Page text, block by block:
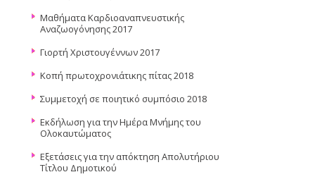
Μαθήματα Καρδιοαναπνευστικής
Αναζωογόνησης 2017
Γιορτή Χριστουγέννων 2017
Κοπή πρωτοχρονιάτικης πίτας 2018
Συμμετοχή σε ποιητικό συμπόσιο 2018
Εκδήλωση για την Ημέρα Μνήμης του
Ολοκαυτώματος
Εξετάσεις για την απόκτηση Απολυτήριου
Τίτλου Δημοτικού